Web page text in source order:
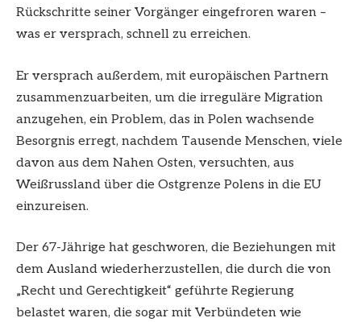
Rückschritte seiner Vorgänger eingefroren waren –
was er versprach, schnell zu erreichen.
Er versprach außerdem, mit europäischen Partnern
zusammenzuarbeiten, um die irreguläre Migration
anzugehen, ein Problem, das in Polen wachsende
Besorgnis erregt, nachdem Tausende Menschen, viele
davon aus dem Nahen Osten, versuchten, aus
Weißrussland über die Ostgrenze Polens in die EU
einzureisen.
Der 67-Jährige hat geschworen, die Beziehungen mit
dem Ausland wiederherzustellen, die durch die von
„Recht und Gerechtigkeit“ geführte Regierung
belastet waren, die sogar mit Verbündeten wie